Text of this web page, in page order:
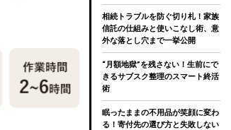
相続トラブルを防ぐ切り札！家族
信託の仕組みと使いこなし術、意
外な落とし穴まで一挙公開
“月額地獄”を残さない！生前にで
きるサブスク整理のスマート終活
術
眠ったままの不用品が笑顔に変わ
る！寄付先の選び方と失敗しない